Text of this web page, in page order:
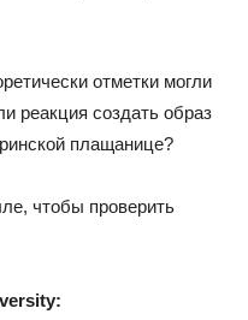
отметки могли
реакция создать образ
плащанице?
, чтобы проверить